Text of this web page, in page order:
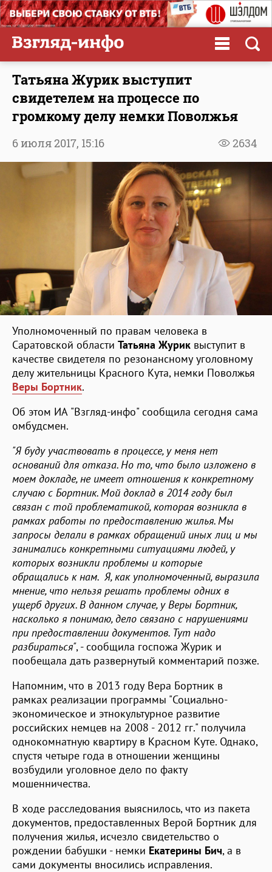
Татьяна Журик выступит
свидетелем на процессе по
громкому делу немки Поволжья
2634
6 июля 2017, 15:16
Уполномоченный по правам человека в
Саратовской области Татьяна Журик выступит в
качестве свидетеля по резонансному уголовному
делу жительницы Красного Кута, немки Поволжья
Веры Бортник.
Об этом ИА "Взгляд-инфо" сообщила сегодня сама
омбудсмен.
"Я буду участвовать в процессе, у меня нет
оснований для отказа. Но то, что было изложено в
моем докладе, не имеет отношения к конкретному
случаю с Бортник. Мой доклад в 2014 году был
связан с той проблематикой, которая возникла в
рамках работы по предоставлению жилья. Мы
запросы делали в рамках обращений иных лиц и мы
занимались конкретными ситуациями людей, у
которых возникли проблемы и которые
обращались к нам. Я, как уполномоченный, выразила
мнение, что нельзя решать проблемы одних в
ущерб других. В данном случае, у Веры Бортник,
насколько я понимаю, дело связано с нарушениями
при предоставлении документов. Тут надо
разбираться", - сообщила госпожа Журик и
пообещала дать развернутый комментарий позже.
Напомним, что в 2013 году Вера Бортник в
рамках реализации программы "Социально-
экономическое и этнокультурное развитие
российских немцев на 2008 - 2012 гг." получила
однокомнатную квартиру в Красном Куте. Однако,
спустя четыре года в отношении женщины
возбудили уголовное дело по факту
мошенничества.
В ходе расследования выяснилось, что из пакета
документов, предоставленных Верой Бортник для
получения жилья, исчезло свидетельство о
рождении бабушки - немки Екатерины Бич, а в
сами документы вносились исправления.